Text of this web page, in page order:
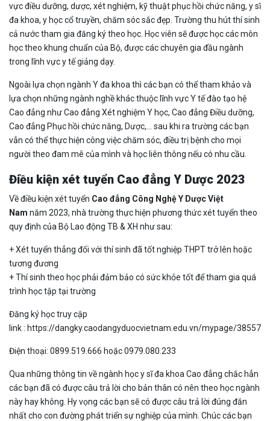
vực điều dưỡng, dược, xét nghiệm, kỹ thuật phục hồi chức năng, y sĩ
đa khoa, y học cổ truyền, chăm sóc sắc đẹp. Trường thu hút thí sinh
cả nước tham gia đăng ký theo học. Học viên sẽ được học các môn
học theo khung chuẩn của Bộ, được các chuyên gia đầu ngành
trong lĩnh vực y tế giảng dạy.
Ngoài lựa chọn ngành Y đa khoa thì các bạn có thể tham khảo và
lựa chọn những ngành nghề khác thuộc lĩnh vực Y tế đào tạo hệ
Cao đẳng như Cao đẳng Xét nghiệm Y học, Cao đẳng Điều dưỡng,
Cao đẳng Phục hồi chức năng, Dược,… sau khi ra trường các bạn
vẫn có thể thực hiện công việc chăm sóc, điều trị bệnh cho mọi
người theo đam mê của mình và học liên thông nếu có nhu cầu.
Điều kiện xét tuyển Cao đẳng Y Dược 2023
Về điều kiện xét tuyển Cao đẳng Công Nghệ Y Dược Việt
Nam năm 2023, nhà trường thực hiện phương thức xét tuyển theo
quy định của Bộ Lao động TB & XH như sau:
+ Xét tuyển thẳng đối với thí sinh đã tốt nghiệp THPT trở lên hoặc
tương đương
+ Thí sinh theo học phải đảm bảo có sức khỏe tốt để tham gia quá
trình học tập tại trường
Đăng ký học truy cập
link : https://dangky.caodangyduocvietnam.edu.vn/mypage/38557.
Điện thoại: 0899.519.666 hoặc 0979.080.233
Qua những thông tin về ngành học y sĩ đa khoa Cao đẳng chắc hẳn
các bạn đã có được câu trả lời cho bản thân có nên theo học ngành
này hay không. Hy vọng các bạn sẽ có được câu trả lời đúng đắn
nhất cho con đường phát triển sự nghiệp của mình. Chúc các bạn